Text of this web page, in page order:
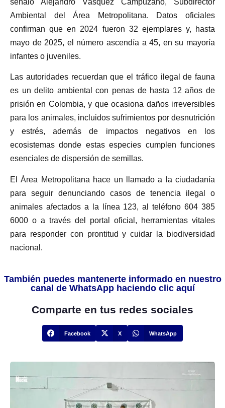
Ambiental del Área Metropolitana. Datos oficiales
confirman que en 2024 fueron 32 ejemplares y, hasta
mayo de 2025, el número ascendía a 45, en su mayoría
infantes o juveniles.
Las autoridades recuerdan que el tráfico ilegal de fauna
es un delito ambiental con penas de hasta 12 años de
prisión en Colombia, y que ocasiona daños irreversibles
para los animales, incluidos sufrimientos por desnutrición
y estrés, además de impactos negativos en los
ecosistemas donde estas especies cumplen funciones
esenciales de dispersión de semillas.
El Área Metropolitana hace un llamado a la ciudadanía
para seguir denunciando casos de tenencia ilegal o
animales afectados a la línea 123, al teléfono 604 385
6000 o a través del portal oficial, herramientas vitales
para responder con prontitud y cuidar la biodiversidad
nacional.
También puedes mantenerte informado en nuestro
canal de WhatsApp haciendo clic aquí
Comparte en tus redes sociales
Facebook X WhatsApp